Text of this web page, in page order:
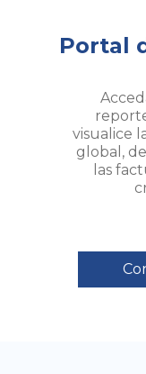
Portal
visualice
global,
las